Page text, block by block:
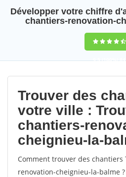
Développer votre chiffre
chantiers-renovation-
9,5(100%)84
votes
Trouver des
votre ville :
chantiers-
cheignieu-la-
Comment trouver des
renovation-cheignieu-la-balme